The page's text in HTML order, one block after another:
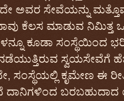
ಸೇವೆಯನ್ನು ಮತ್ತೊಮ್ಮೆ
ಕೆಲಸ ಮಾಡುವ ನಿಮಿತ್ತ
ಕೂಡಾ ಸಂಸ್ಥೆಯಿಂದ
ಸ್ವಯಸೇವೆಗೆ
ಸಂಸ್ಥೆಯಲ್ಲಿ ಕೃಮೇಣ
ದಾನಿಗಳಿಂದ ಬರಬಹುದಾದ